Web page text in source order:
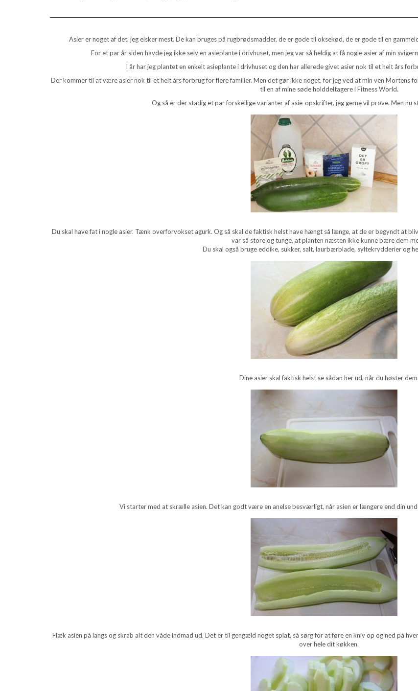
Asier er noget af det, jeg elsker mest. De kan bruges på rugbrødsmadder, de er gode til oksekød, de er gode til en
For et par år siden havde jeg ikke selv en asieplante i drivhuset, men jeg var så heldig at få nogle asier af min
I år har jeg plantet en enkelt asieplante i drivhuset og den har allerede givet asier nok til et helt års
Der kommer til at være asier nok til et helt års forbrug for flere familier. Men det gør ikke noget, for jeg ved at min ven Mortens
til en af mine søde holddeltagere i Fitness World.
Og så er der stadig et par forskellige varianter af asie-opskrifter, jeg gerne vil prøve. Men nu
Du skal have fat i nogle asier. Tænk overforvokset agurk. Og så skal de faktisk helst have hængt så længe, at de er begyndt at
var så store og tunge, at planten næsten ikke kunne bære dem
Du skal også bruge eddike, sukker, salt, laurbærblade, syltekrydderier og
Dine asier skal faktisk helst se sådan her ud, når du høster dem.
Vi starter med at skrælle asien. Det kan godt være en anelse besværligt, når asien er længere end din
Flæk asien på langs og skrab alt den våde indmad ud. Det er til gengæld noget splat, så sørg for at føre en kniv op og ned på
over hele dit køkken.